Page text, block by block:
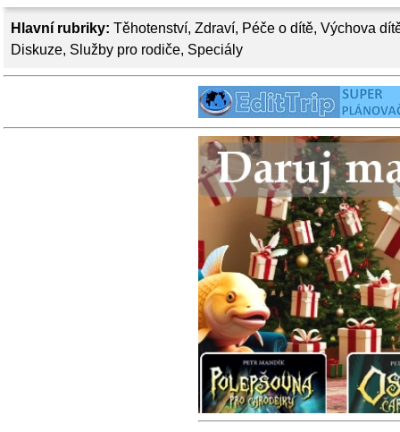
Hlavní rubriky: Těhotenství, Zdraví, Péče o dítě, Výchova
Diskuze, Služby pro rodiče, Speciály